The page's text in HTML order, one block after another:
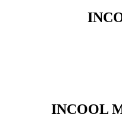
INCOOL